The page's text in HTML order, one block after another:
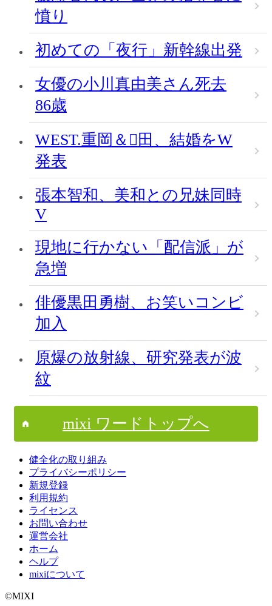
憤り
初めての「夜行」新幹線出発
女優の小川真由美さん死去
86歳
WEST.重岡＆田、結婚をW
発表
張本智和、美和との兄妹同時
V
現地に行かない「配信派」が
急増
俳優黒田勇樹、お笑いコンビ
加入
原爆の放射線、研究発表が波
紋
mixi ワードトップへ
健全化の取り組み
プライバシーポリシー
新規登録
利用規約
ライセンス
お問い合わせ
運営会社
ホーム
ヘルプ
mixiについて
©MIXI